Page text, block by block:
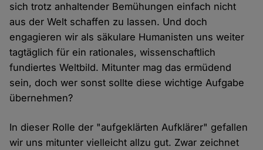
sich trotz anhaltender Bemühungen einfach nicht
aus der Welt schaffen zu lassen. Und doch
engagieren wir als säkulare Humanisten uns weiter
tagtäglich für ein rationales, wissenschaftlich
fundiertes Weltbild. Mitunter mag das ermüdend
sein, doch wer sonst sollte diese wichtige Aufgabe
übernehmen?
In dieser Rolle der "aufgeklärten Aufklärer" gefallen
wir uns mitunter vielleicht allzu gut. Zwar zeichnet